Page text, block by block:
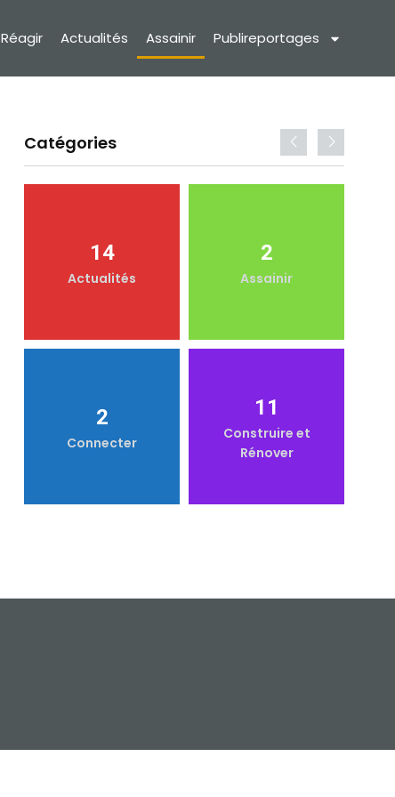
Réagir Actualités Assainir Publireportages
Catégories
14
Actualités
2
Assainir
2
Connecter
11
Construire et
Rénover